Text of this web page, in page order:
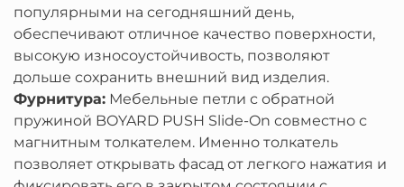
популярными на сегодняшний день,
обеспечивают отличное качество поверхности,
высокую износоустойчивость, позволяют
дольше сохранить внешний вид изделия.
Фурнитура: Мебельные петли с обратной
пружиной BOYARD PUSH Slide-On совместно с
магнитным толкателем. Именно толкатель
позволяет открывать фасад от легкого нажатия и